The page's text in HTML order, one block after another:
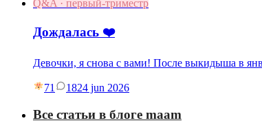
Q&A · первый-триместр
Дождалась ❤️
Девочки, я снова с вами! После выкидыша в
71 1824 jun 2026
Все статьи в блоге maam